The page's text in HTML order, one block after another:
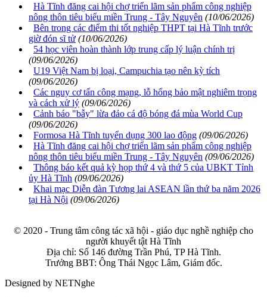
Hà Tĩnh đăng cai hội chợ triển lãm sản phẩm công nghiệp
nông thôn tiêu biểu miền Trung - Tây Nguyên (10/06/2026)
Bên trong các điểm thi tốt nghiệp THPT tại Hà Tĩnh trước
giờ đón sĩ tử (10/06/2026)
54 học viên hoàn thành lớp trung cấp lý luận chính trị
(09/06/2026)
U19 Việt Nam bị loại, Campuchia tạo nên kỳ tích
(09/06/2026)
Các nguy cơ tấn công mạng, lỗ hổng bảo mật nghiêm trọng
và cách xử lý (09/06/2026)
Cảnh báo "bẫy" lừa đảo cá độ bóng đá mùa World Cup
(09/06/2026)
Formosa Hà Tĩnh tuyển dụng 300 lao động (09/06/2026)
Hà Tĩnh đăng cai hội chợ triển lãm sản phẩm công nghiệp
nông thôn tiêu biểu miền Trung - Tây Nguyên (09/06/2026)
Thông báo kết quả kỳ họp thứ 4 và thứ 5 của UBKT Tỉnh
ủy Hà Tĩnh (09/06/2026)
Khai mạc Diễn đàn Tương lai ASEAN lần thứ ba năm 2026
tại Hà Nội (09/06/2026)
© 2020 - Trung tâm công tác xã hội - giáo dục nghề nghiệp cho
người khuyết tật Hà Tĩnh
Địa chỉ: Số 146 đường Trần Phú, TP Hà Tĩnh.
Trưởng BBT: Ông Thái Ngọc Lâm, Giám đốc.
Designed by NETNghe